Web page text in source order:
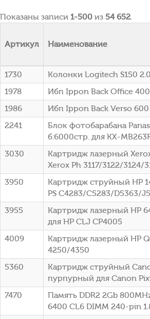
Показаны записи 1-500 из 54 652.
Артикул Наименование
1730
Колонки Logitech S150
1978
Ибп Ippon Back Office
1986
Ибп Ippon Back Verso
2241
Блок фотобарабана
б:6000стр. для KX-
3030
Картридж лазерный
Xerox Ph 3117/3122/3124/
3950
Картридж струйный HP
PS C4283/C5283/D5363/
3955
Картридж лазерный HP
для HP CLJ CP4005
4009
Картридж лазерный HP
4250/4350
5360
Картридж струйный
пурпурный для Canon
7470
Память DDR2 2Gb
6400 CL6 DIMM 240-pin